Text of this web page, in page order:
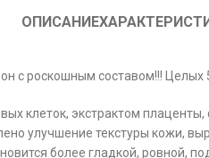
ОПИСАНИЕ
с роскошным составом!!! Целых
клеток, экстрактом
улучшение текстуры кожи,
более гладкой, ровной,